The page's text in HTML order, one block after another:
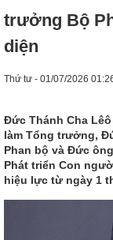
trưởng Bộ
diện
Thứ tư - 01/07/2026
Đức Thánh Cha
làm Tổng trưởng,
Phan bộ và Đức
Phát triển Con
hiệu lực từ ngày 1